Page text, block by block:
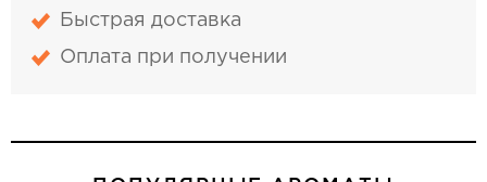
Быстрая доставка
Оплата при получении